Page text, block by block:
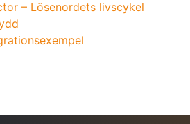
– Lösenordets livscykel